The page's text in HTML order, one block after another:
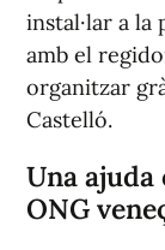
instal·lar a la
amb el
organitzar
Castelló.
Una
ONG